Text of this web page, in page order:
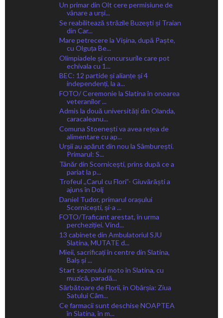
Un primar din Olt cere permisiune de
vânare a urși...
Se reabilitează străzile Buzești și Traian
din Car...
Mare petrecere la Vișina, după Paște,
cu Olguța Be...
Olimpiadele și concursurile care pot
echivala cu 1...
BEC: 12 partide și alianțe și 4
independenți, la a...
FOTO/ Ceremonie la Slatina în onoarea
veteranilor ...
Admis la două universități din Olanda,
caracaleanu...
Comuna Stoenești va avea rețea de
alimentare cu ap...
Urșii au apărut din nou la Sâmburești.
Primarul: S...
Tânăr din Scornicești, prins după ce a
pariat la p...
Trofeul ,,Carul cu Flori”- Giuvărăști a
ajuns în Dolj
Daniel Tudor, primarul orașului
Scornicești, și-a ...
FOTO/Traficant arestat, în urma
percheziției. Vind...
13 cabinete din Ambulatoriul SJU
Slatina, MUTATE d...
Mieii, sacrificați în centre din Slatina,
Balș și ...
Start sezonului moto în Slatina, cu
muzică, paradă...
Sărbătoare de Florii, în Obârșia: Ziua
Satului Câm...
Ce farmacii sunt deschise NOAPTEA
în Slatina, în m...